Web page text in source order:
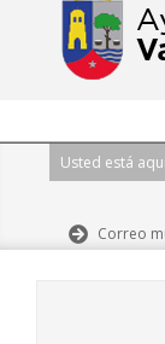
Navigation
Usted está
Correo